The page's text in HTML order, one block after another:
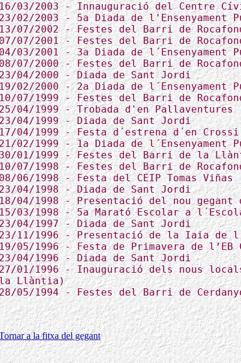
03/2003 - Innauguració del Centre
23/02/2003 - 5a Diada de l'Ensenyament
07/2002 - Festes del Barri de
07/2001 - Festes del Barri de
04/03/2001 - 3a Diada de l´Ensenyament
07/2000 - Festes del Barri de
23/04/2000 - Diada de Sant Jordi
02/2000 - 2a Diada de l´Ensenyament
07/1999 - Festes del Barri de
04/1999 - Trobada d'en Pallaventures
04/1999 - Diada de Sant Jordi
04/1999 - Festa d´estrena d´en Crossi
21/02/1999 - 1a Diada de l´Ensenyament
01/1999 - Festes del Barri de la
07/1998 - Festes del Barri de
06/1998 - Festa del CEIP Tomas Viñas
23/04/1998 - Diada de Sant Jordi
18/04/1998 - Presentació del nou gegant
03/1998 - 5a Marató Escolar a
04/1997 - Diada de Sant Jordi
23/11/1996 - Presentació de la Iaia de
05/1996 - Festa de Primavera de l’EB
23/04/1996 - Diada de Sant Jordi
01/1996 - Inauguració dels nous
Llàntia)
28/05/1994 - Festes del Barri de
a la fitxa del gegant